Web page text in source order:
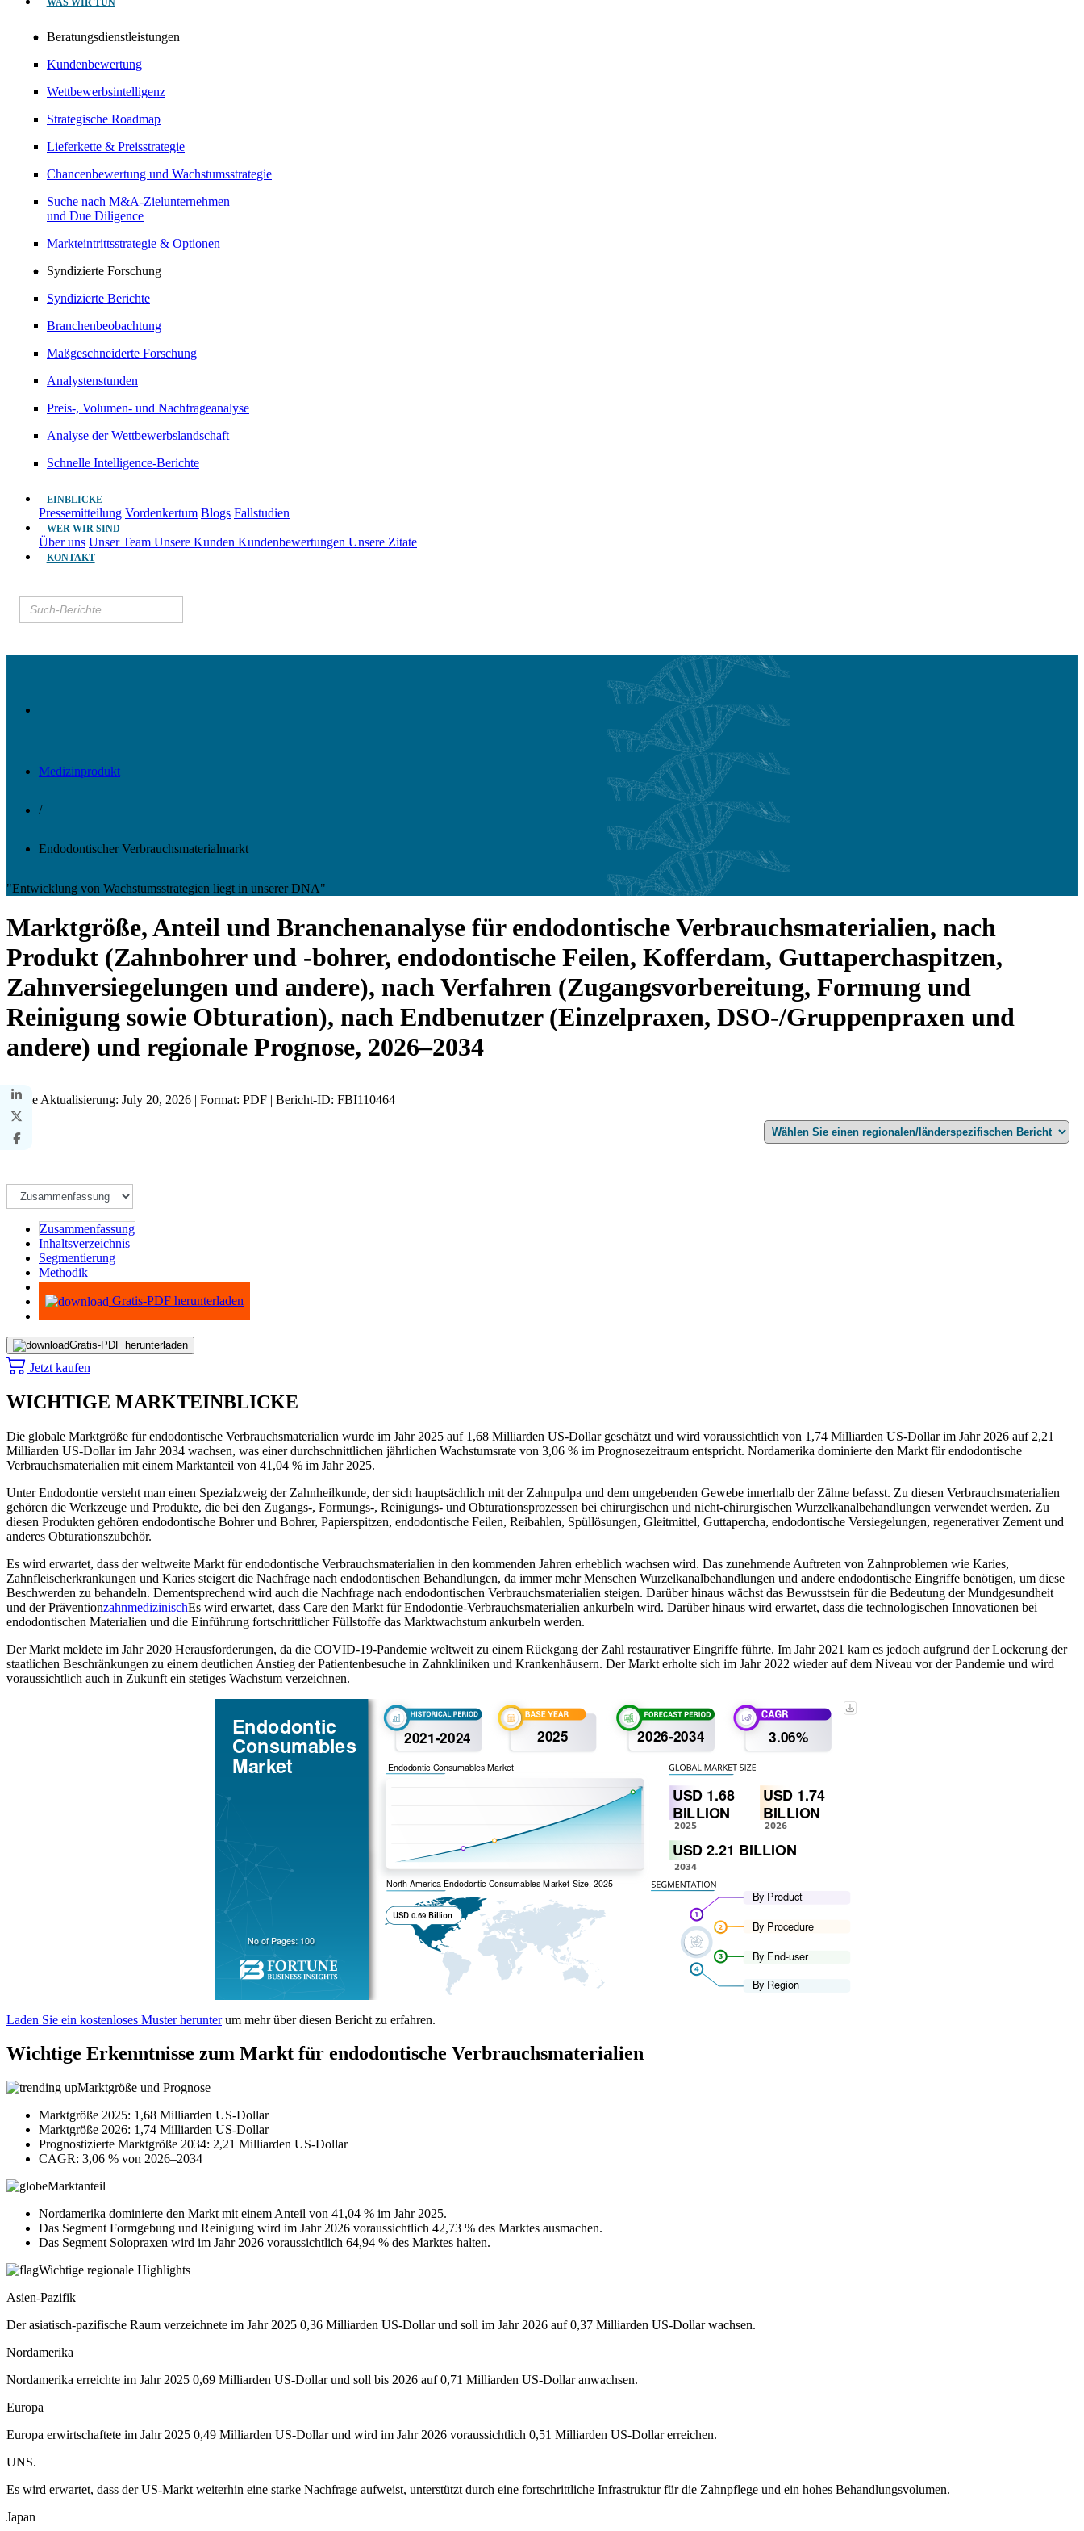
WAS WIR TUN
Beratungsdienstleistungen
Kundenbewertung
Wettbewerbsintelligenz
Strategische Roadmap
Lieferkette & Preisstrategie
Chancenbewertung und Wachstumsstrategie
Suche nach M&A-Zielunternehmen
und Due Diligence
Markteintrittsstrategie & Optionen
Syndizierte Forschung
Syndizierte Berichte
Branchenbeobachtung
Maßgeschneiderte Forschung
Analystenstunden
Preis-, Volumen- und Nachfrageanalyse
Analyse der Wettbewerbslandschaft
Schnelle Intelligence-Berichte
EINBLICKE
Pressemitteilung Vordenkertum Blogs Fallstudien
WER WIR SIND
Über uns Unser Team Unsere Kunden Kundenbewertungen Unsere Zitate
KONTAKT
Medizinprodukt
/
Endodontischer Verbrauchsmaterialmarkt
"Entwicklung von Wachstumsstrategien liegt in unserer DNA"
Marktgröße, Anteil und Branchenanalyse für endodontische Verbrauchsmaterialien, nach
Produkt (Zahnbohrer und -bohrer, endodontische Feilen, Kofferdam, Guttaperchaspitzen,
Zahnversiegelungen und andere), nach Verfahren (Zugangsvorbereitung, Formung und
Reinigung sowie Obturation), nach Endbenutzer (Einzelpraxen, DSO-/Gruppenpraxen und
andere) und regionale Prognose, 2026–2034
Letzte Aktualisierung: July 20, 2026 | Format: PDF | Bericht-ID: FBI110464
Zusammenfassung
Inhaltsverzeichnis
Segmentierung
Methodik
Infografiken
Gratis-PDF herunterladen
Gratis-PDF herunterladen
Jetzt kaufen
WICHTIGE MARKTEINBLICKE
Die globale Marktgröße für endodontische Verbrauchsmaterialien wurde im Jahr 2025 auf 1,68 Milliarden US-Dollar geschätzt und wird voraussichtlich von 1,74 Milliarden US-Dollar im Jahr 2026 auf 2,21
Milliarden US-Dollar im Jahr 2034 wachsen, was einer durchschnittlichen jährlichen Wachstumsrate von 3,06 % im Prognosezeitraum entspricht. Nordamerika dominierte den Markt für endodontische
Verbrauchsmaterialien mit einem Marktanteil von 41,04 % im Jahr 2025.
Unter Endodontie versteht man einen Spezialzweig der Zahnheilkunde, der sich hauptsächlich mit der Zahnpulpa und dem umgebenden Gewebe innerhalb der Zähne befasst. Zu diesen Verbrauchsmaterialien
gehören die Werkzeuge und Produkte, die bei den Zugangs-, Formungs-, Reinigungs- und Obturationsprozessen bei chirurgischen und nicht-chirurgischen Wurzelkanalbehandlungen verwendet werden. Zu
diesen Produkten gehören endodontische Bohrer und Bohrer, Papierspitzen, endodontische Feilen, Reibahlen, Spüllösungen, Gleitmittel, Guttapercha, endodontische Versiegelungen, regenerativer Zement und
anderes Obturationszubehör.
Es wird erwartet, dass der weltweite Markt für endodontische Verbrauchsmaterialien in den kommenden Jahren erheblich wachsen wird. Das zunehmende Auftreten von Zahnproblemen wie Karies,
Zahnfleischerkrankungen und Karies steigert die Nachfrage nach endodontischen Behandlungen, da immer mehr Menschen Wurzelkanalbehandlungen und andere endodontische Eingriffe benötigen, um diese
Beschwerden zu behandeln. Dementsprechend wird auch die Nachfrage nach endodontischen Verbrauchsmaterialien steigen. Darüber hinaus wächst das Bewusstsein für die Bedeutung der Mundgesundheit
und der PräventionzahnmedizinischEs wird erwartet, dass Care den Markt für Endodontie-Verbrauchsmaterialien ankurbeln wird. Darüber hinaus wird erwartet, dass die technologischen Innovationen bei
endodontischen Materialien und die Einführung fortschrittlicher Füllstoffe das Marktwachstum ankurbeln werden.
Der Markt meldete im Jahr 2020 Herausforderungen, da die COVID-19-Pandemie weltweit zu einem Rückgang der Zahl restaurativer Eingriffe führte. Im Jahr 2021 kam es jedoch aufgrund der Lockerung der
staatlichen Beschränkungen zu einem deutlichen Anstieg der Patientenbesuche in Zahnkliniken und Krankenhäusern. Der Markt erholte sich im Jahr 2022 wieder auf dem Niveau vor der Pandemie und wird
voraussichtlich auch in Zukunft ein stetiges Wachstum verzeichnen.
Laden Sie ein kostenloses Muster herunterum mehr über diesen Bericht zu erfahren.
Wichtige Erkenntnisse zum Markt für endodontische Verbrauchsmaterialien
Marktgröße und Prognose
Marktgröße 2025: 1,68 Milliarden US-Dollar
Marktgröße 2026: 1,74 Milliarden US-Dollar
Prognostizierte Marktgröße 2034: 2,21 Milliarden US-Dollar
CAGR: 3,06 % von 2026–2034
Marktanteil
Nordamerika dominierte den Markt mit einem Anteil von 41,04 % im Jahr 2025.
Das Segment Formgebung und Reinigung wird im Jahr 2026 voraussichtlich 42,73 % des Marktes ausmachen.
Das Segment Solopraxen wird im Jahr 2026 voraussichtlich 64,94 % des Marktes halten.
Wichtige regionale Highlights
Asien-Pazifik
Der asiatisch-pazifische Raum verzeichnete im Jahr 2025 0,36 Milliarden US-Dollar und soll im Jahr 2026 auf 0,37 Milliarden US-Dollar wachsen.
Nordamerika
Nordamerika erreichte im Jahr 2025 0,69 Milliarden US-Dollar und soll bis 2026 auf 0,71 Milliarden US-Dollar anwachsen.
Europa
Europa erwirtschaftete im Jahr 2025 0,49 Milliarden US-Dollar und wird im Jahr 2026 voraussichtlich 0,51 Milliarden US-Dollar erreichen.
UNS.
Es wird erwartet, dass der US-Markt weiterhin eine starke Nachfrage aufweist, unterstützt durch eine fortschrittliche Infrastruktur für die Zahnpflege und ein hohes Behandlungsvolumen.
Japan